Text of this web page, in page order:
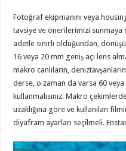
Fotoğraf ekipmanını veya
tavsiye ve önerilerimizi sunmaya
adetle sınırlı olduğundan,
16 veya 20 mm geniş açı lens
makro canlıların,
derse, o zaman da varsa 60
kullanmalısınız. Makro
uzaklığına göre ve kullanılan
diyafram ayarları seçilmeli.